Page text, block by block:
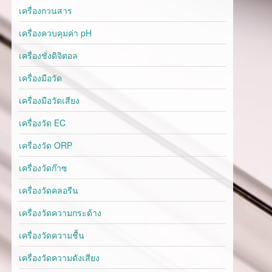
เครื่องกวนสาร
เครื่องควบคุมค่า pH
เครื่องชั่งดิจิตอล
เครื่องมือวัด
เครื่องมือวัดเสียง
เครื่องวัด EC
เครื่องวัด ORP
เครื่องวัดก๊าซ
เครื่องวัดคลอรีน
เครื่องวัดความกระด้าง
เครื่องวัดความชื้น
เครื่องวัดความดังเสียง